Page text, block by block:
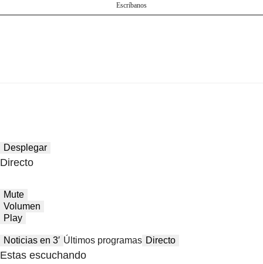
Escríbanos
Desplegar
Directo
Mute
Volumen
Play
Noticias en 3′ Últimos programas Directo
Estas escuchando